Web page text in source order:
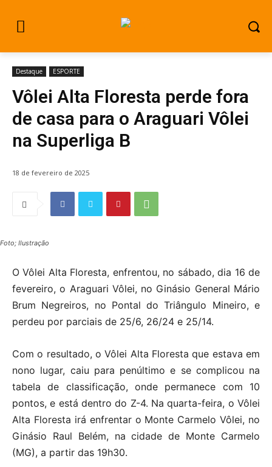
Destaque ESPORTE
Vôlei Alta Floresta perde fora
de casa para o Araguari Vôlei
na Superliga B
18 de fevereiro de 2025
Foto; Ilustração
O Vôlei Alta Floresta, enfrentou, no sábado, dia 16 de
fevereiro, o Araguari Vôlei, no Ginásio General Mário
Brum Negreiros, no Pontal do Triângulo Mineiro, e
perdeu por parciais de 25/6, 26/24 e 25/14.
Com o resultado, o Vôlei Alta Floresta que estava em
nono lugar, caiu para penúltimo e se complicou na
tabela de classificação, onde permanece com 10
pontos, e está dentro do Z-4. Na quarta-feira, o Vôlei
Alta Floresta irá enfrentar o Monte Carmelo Vôlei, no
Ginásio Raul Belém, na cidade de Monte Carmelo
(MG), a partir das 19h30.